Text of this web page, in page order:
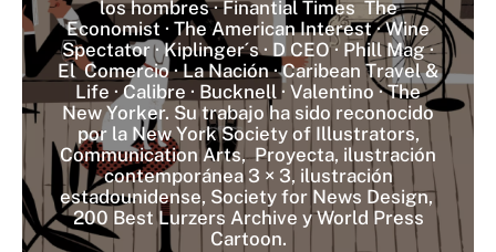
los hombres · Finantial Times The
Economist · The American Interest · Wine
Spectator · Kiplinger´s · D CEO · Phill Mag ·
El Comercio · La Nación · Caribean Travel &
Life · Calibre · Bucknell · Valentino · The
New Yorker. Su trabajo ha sido reconocido
por la New York Society of Illustrators,
Communication Arts, Proyecta, ilustración
contemporánea 3 × 3, ilustración
estadounidense, Society for News Design,
200 Best Lurzers Archive y World Press
Cartoon.